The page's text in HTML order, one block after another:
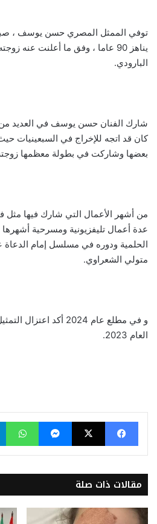
توفي الممثل المصري حسن يوسف ،
يناهز 90 عاما ، وفق ما أعلنت عنه
البارودي.
شارك الفنان حسن يوسف في العديد من
كان قد اتجه للإخراج في السبعينيات
بعضها وشاركت في بطولة معظمها
من أشهر الأعمال التي شارك فيها مثل
عدة أعمال تليفزيونية ومسرحية
الحلمية ودوره في مسلسل إمام
متولي الشعراوي.
و في مطلع عام 2024 أكد
العام 2023.
فيسبوك ‫X ماسنجر
مقالات ذات صلة